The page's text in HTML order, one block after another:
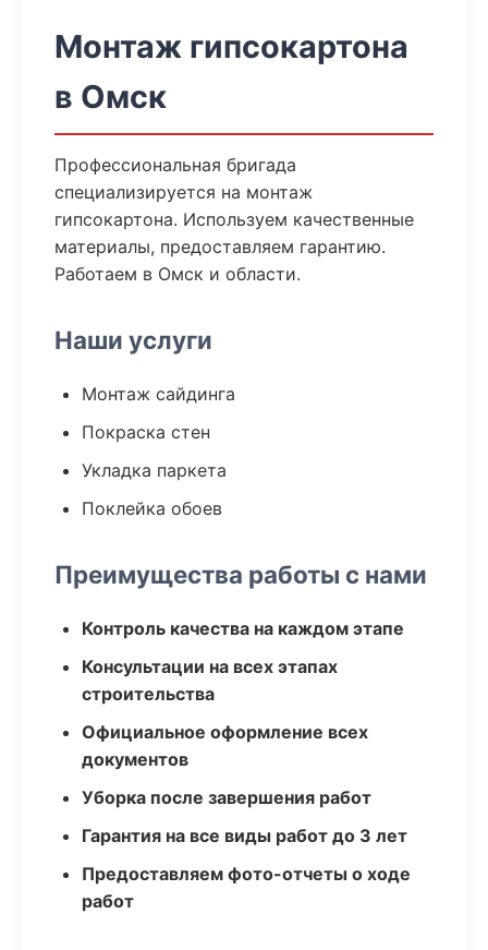
Монтаж гипсокартона
в Омск
Профессиональная бригада
специализируется на монтаж
гипсокартона. Используем качественные
материалы, предоставляем гарантию.
Работаем в Омск и области.
Наши услуги
Монтаж сайдинга
Покраска стен
Укладка паркета
Поклейка обоев
Преимущества работы с нами
Контроль качества на каждом этапе
Консультации на всех этапах
строительства
Официальное оформление всех
документов
Уборка после завершения работ
Гарантия на все виды работ до 3 лет
Предоставляем фото-отчеты о ходе
работ